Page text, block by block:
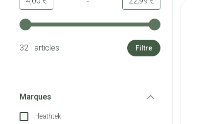
Utilisez les touches fléchées gauche et droite pour
32 articles Filtre
Marques
Heathtek